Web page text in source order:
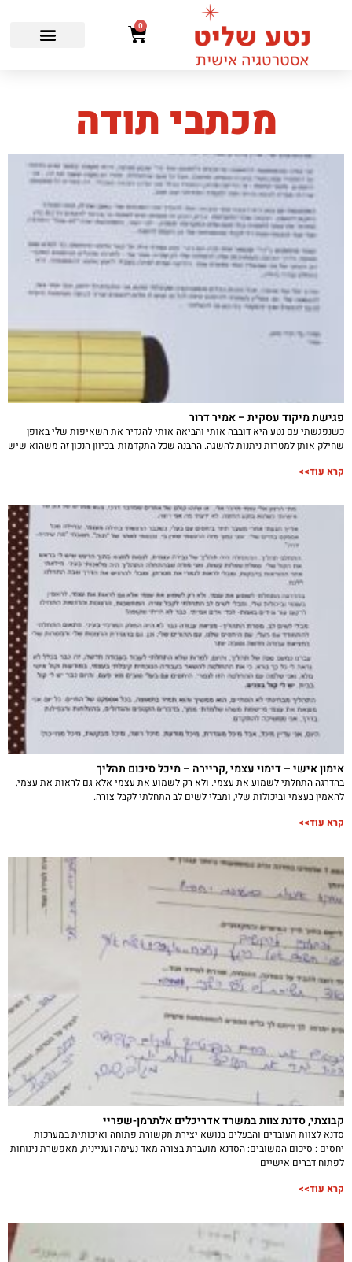
0
מכתבי תודה
פגישת מיקוד עסקית – אמיר דרור
כשנפגשתי עם נטע היא דובבה אותי והביאה אותי להגדיר את השאיפות שלי באופן
שחילק אותן למטרות ניתנות להשגה. ההבנה שכל התקדמות בכיוון הנכון זה משהוא שיש
קרא עוד>>
אימון אישי – דימוי עצמי ,קריירה – מיכל סיכום תהליך
בהדרגה התחלתי לשמוע את עצמי. ולא רק לשמוע את עצמי אלא גם לראות את עצמי,
להאמין בעצמי וביכולות שלי, ומבלי לשים לב התחלתי לקבל צורה.
קרא עוד>>
קבוצתי, סדנת צוות במשרד אדריכלים אלתרמן-שפריי
סדנא לצוות העובדים והבעלים בנושא יצירת תקשורת פתוחה ואיכותית במערכות
יחסים : סיכום המשובים: הסדנא מועברת בצורה מאד נעימה ועניינית, מאפשרת נינוחות
לפתוח דברים אישיים
קרא עוד>>